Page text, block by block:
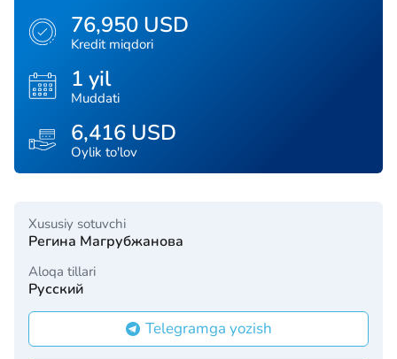
76,950 USD
Kredit miqdori
1 yil
Muddati
6,416 USD
Oylik to'lov
Xususiy sotuvchi
Регина Магрубжанова
Aloqa tillari
Русский
Telegramga yozish